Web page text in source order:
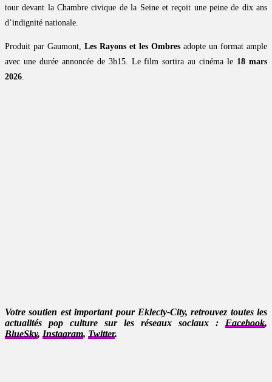
tour devant la Chambre civique de la Seine et reçoit une peine de dix ans
d’indignité nationale.
Produit par Gaumont, Les Rayons et les Ombres adopte un format ample
avec une durée annoncée de 3h15. Le film sortira au cinéma le 18 mars
2026.
Votre soutien est important pour Eklecty-City, retrouvez toutes les
actualités pop culture sur les réseaux sociaux : Facebook,
BlueSky, Instagram, Twitter.